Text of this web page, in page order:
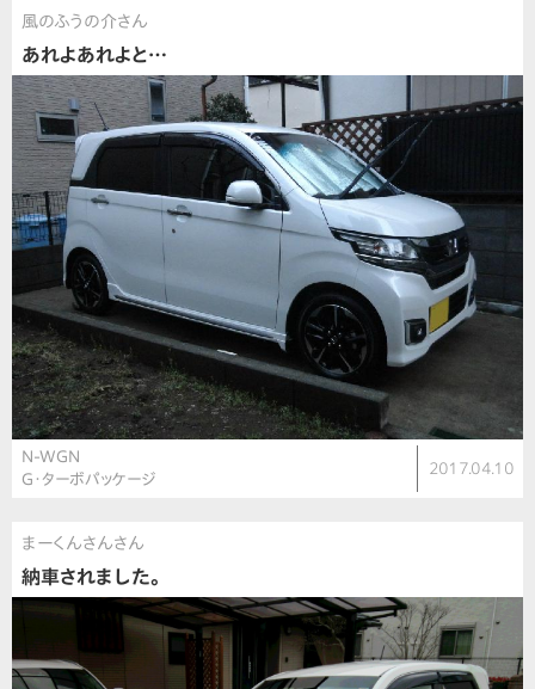
風のふうの介さん
あれよあれよと…
N-WGN
G・ターボパッケージ
2017.04.10
まーくんさんさん
納車されました。